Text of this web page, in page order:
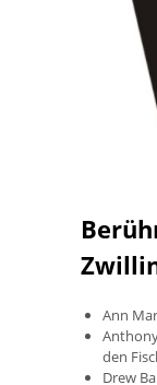
Ann
den
Drew